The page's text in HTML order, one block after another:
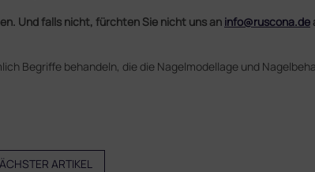
Und falls nicht, fürchten Sie nicht uns an info@ruscona.de
Begriffe behandeln, die die Nagelmodellage und
ARTIKEL